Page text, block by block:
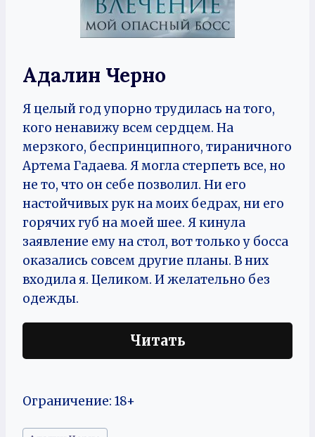
Адалин Черно
Я целый год упорно трудилась на того,
кого ненавижу всем сердцем. На
мерзкого, беспринципного, тираничного
Артема Гадаева. Я могла стерпеть все, но
не то, что он себе позволил. Ни его
настойчивых рук на моих бедрах, ни его
горячих губ на моей шее. Я кинула
заявление ему на стол, вот только у босса
оказались совсем другие планы. В них
входила я. Целиком. И желательно без
одежды.
Читать
Ограничение: 18+
Метки